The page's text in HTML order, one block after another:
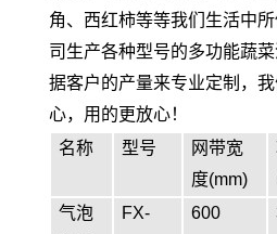
角、西红柿等等我们生活中
司生产各种型号的多功能蔬
据客户的产量来专业定制，
心，用的更放心！
名称
型号
网带宽
度(mm)
气泡
FX-
600